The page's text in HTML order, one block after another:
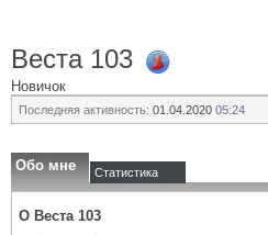
Веста 103
Новичок
Последняя активность: 01.04.2020 05:24
Обо мне Статистика
О Веста 103